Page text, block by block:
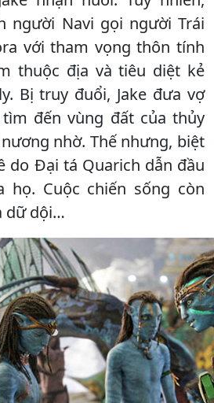
người Navi gọi người Trái
với tham vọng thôn tính
thuộc địa và tiêu diệt kẻ
Bị truy đuổi, Jake đưa vợ
đến vùng đất của thủy
nhờ. Thế nhưng, biệt
do Ðại tá Quarich dẫn đầu
Cuộc chiến sống còn
dữ dội…